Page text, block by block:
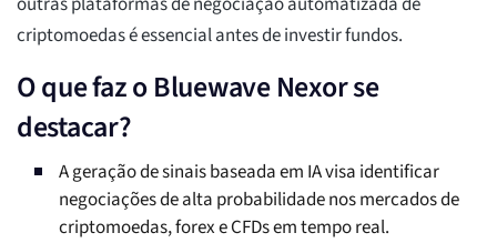
criptomoedas é essencial antes de investir fundos.
O que faz o Bluewave Nexor se
destacar?
A geração de sinais baseada em IA visa identificar
negociações de alta probabilidade nos mercados de
criptomoedas, forex e CFDs em tempo real.